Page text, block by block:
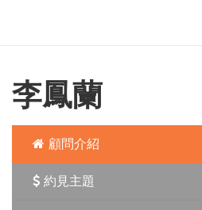
李鳳蘭
顧問介紹
約見主題